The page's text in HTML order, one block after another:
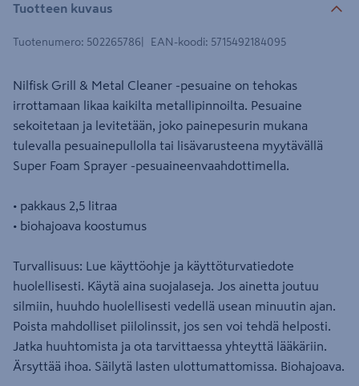
Tuotteen kuvaus
Tuotenumero: 502265786 EAN-koodi: 5715492184095
Nilfisk Grill & Metal Cleaner -pesuaine on tehokas
irrottamaan likaa kaikilta metallipinnoilta. Pesuaine
sekoitetaan ja levitetään, joko painepesurin mukana
tulevalla pesuainepullolla tai lisävarusteena myytävällä
Super Foam Sprayer -pesuaineenvaahdottimella.
• pakkaus 2,5 litraa
• biohajoava koostumus
Turvallisuus: Lue käyttöohje ja käyttöturvatiedote
huolellisesti. Käytä aina suojalaseja. Jos ainetta joutuu
silmiin, huuhdo huolellisesti vedellä usean minuutin ajan.
Poista mahdolliset piilolinssit, jos sen voi tehdä helposti.
Jatka huuhtomista ja ota tarvittaessa yhteyttä lääkäriin.
Ärsyttää ihoa. Säilytä lasten ulottumattomissa. Biohajoava.